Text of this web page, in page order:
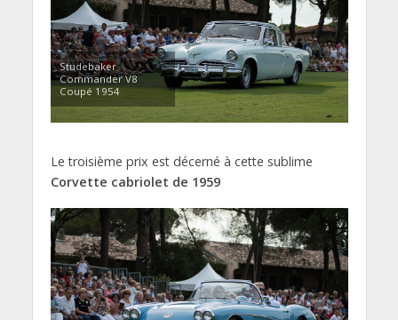
Studebaker
Commander V8
Coupé 1954
Le troisième prix est décerné à cette sublime
Corvette cabriolet de 1959